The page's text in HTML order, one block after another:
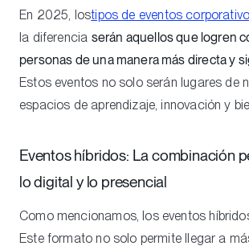
En 2025, lostipos de eventos
la diferencia serán aquellos que logren
personas de una manera más directa y
Estos eventos no solo serán lugares de
espacios de aprendizaje, innovación y
Eventos híbridos: La combinación
lo digital y lo presencial
Como mencionamos, los eventos
Este formato no solo permite llegar a